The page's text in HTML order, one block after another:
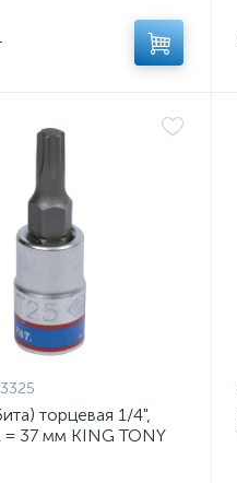
торцевая 1/4",
= 37 мм KING TONY